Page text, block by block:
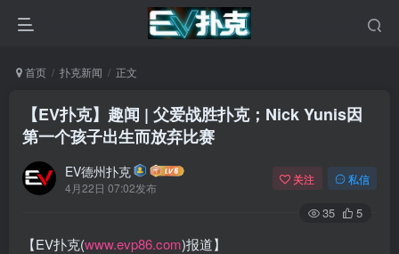
首页 扑克新闻 正文
【EV扑克】趣闻 | 父爱战胜扑克；Nick Yunis因
第一个孩子出生而放弃比赛
EV德州扑克
4月22日 07:02发布
关注 私信
35 5
【EV扑克(www.evp86.com)报道】